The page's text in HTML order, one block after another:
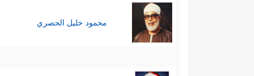
محمود خليل الحصري